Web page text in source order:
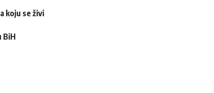
koju se živi
BiH